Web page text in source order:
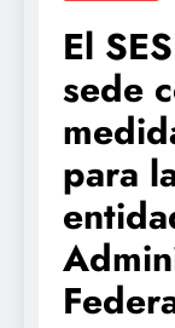
El
sede
para